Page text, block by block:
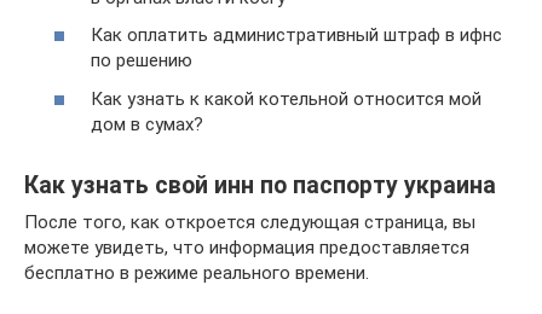
Как оплатить административный штраф в ифнс
по решению
Как узнать к какой котельной относится мой
дом в сумах?
Как узнать свой инн по паспорту украина
После того, как откроется следующая страница, вы
можете увидеть, что информация предоставляется
бесплатно в режиме реального времени.